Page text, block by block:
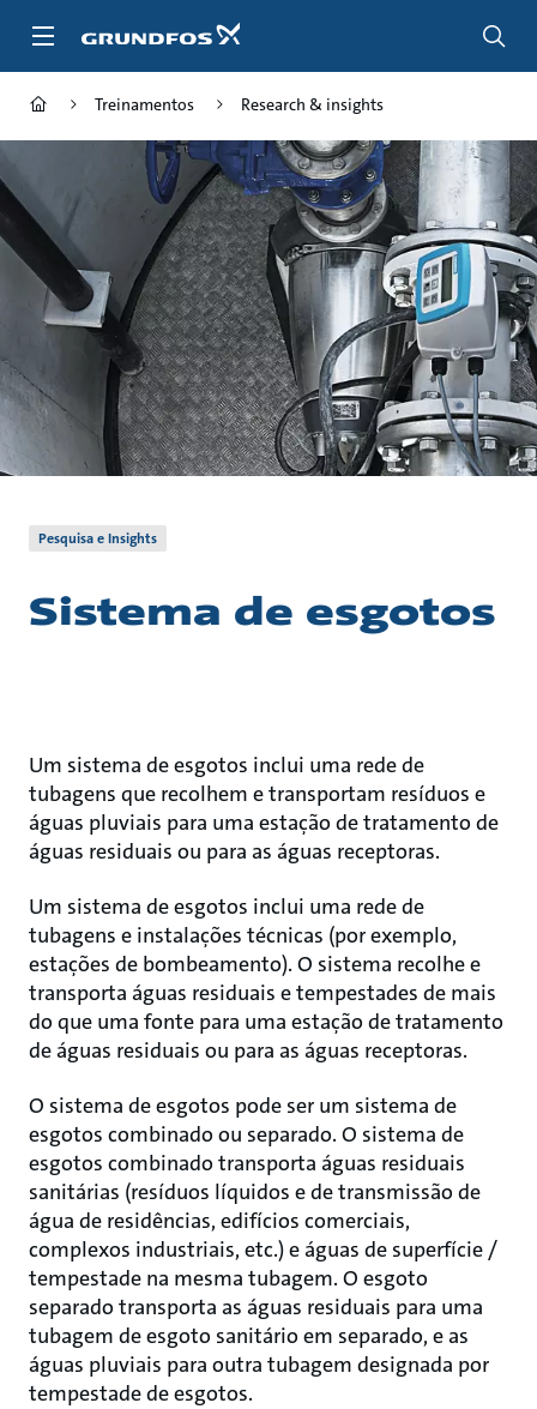
para
Treinamentos Research & insights
Pesquisa e Insights
Sistema de esgotos
Um sistema de esgotos inclui uma rede de
tubagens que recolhem e transportam resíduos e
águas pluviais para uma estação de tratamento de
águas residuais ou para as águas receptoras.
Um sistema de esgotos inclui uma rede de
tubagens e instalações técnicas (por exemplo,
estações de bombeamento). O sistema recolhe e
transporta águas residuais e tempestades de mais
do que uma fonte para uma estação de tratamento
de águas residuais ou para as águas receptoras.
O sistema de esgotos pode ser um sistema de
esgotos combinado ou separado. O sistema de
esgotos combinado transporta águas residuais
sanitárias (resíduos líquidos e de transmissão de
água de residências, edifícios comerciais,
complexos industriais, etc.) e águas de superfície /
tempestade na mesma tubagem. O esgoto
separado transporta as águas residuais para uma
tubagem de esgoto sanitário em separado, e as
águas pluviais para outra tubagem designada por
tempestade de esgotos.